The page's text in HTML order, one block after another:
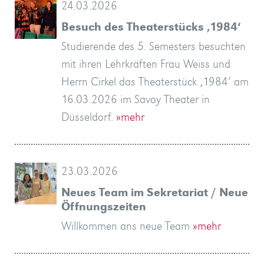
»mehr
Nationalsozialismus?
»mehr
am…
»mehr
von
zwei…
eher
im…
»mehr
»mehr
»mehr
Herbst
anbietet.
»mehr
»mehr
»mehr
können
Sie…
»mehr
»mehr
»mehr
»mehr
köstliches…
»mehr
Kaffee,
with…
»mehr
24.03.2026
Besuch des Theaterstücks ‚1984‘
Studierende des 5. Semesters besuchten
mit ihren Lehrkräften Frau Weiss und
Herrn Cirkel das Theaterstück ‚1984‘ am
16.03.2026 im Savoy Theater in
Düsseldorf. »mehr
23.03.2026
Neues Team im Sekretariat / Neue
Öffnungszeiten
Willkommen ans neue Team »mehr